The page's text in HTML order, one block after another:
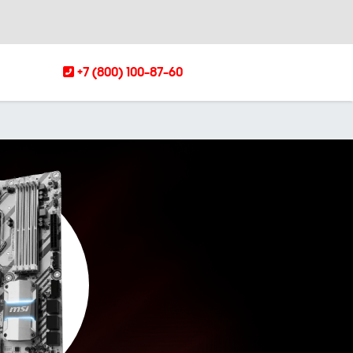
+7 (800) 100-87-60